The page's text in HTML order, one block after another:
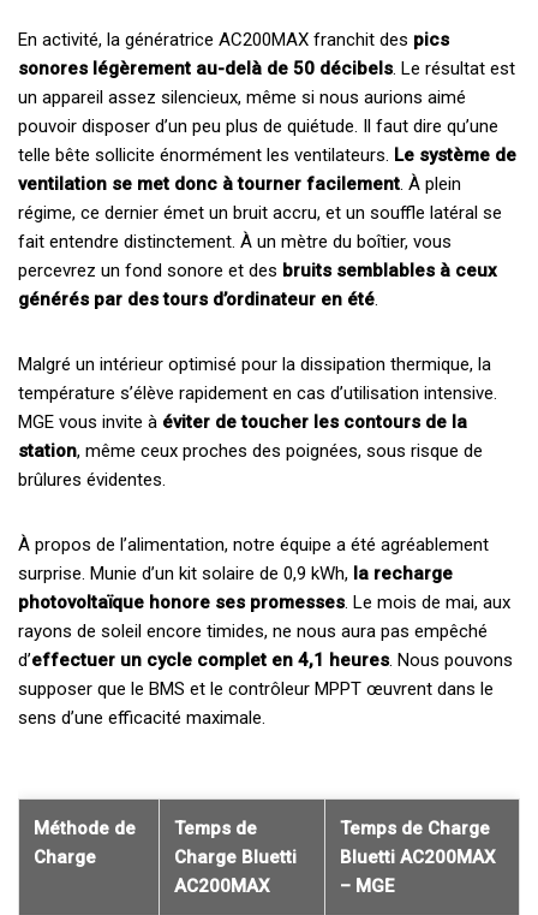
En activité, la génératrice AC200MAX franchit des pics
sonores légèrement au-delà de 50 décibels. Le résultat est
un appareil assez silencieux, même si nous aurions aimé
pouvoir disposer d’un peu plus de quiétude. Il faut dire qu’une
telle bête sollicite énormément les ventilateurs. Le système de
ventilation se met donc à tourner facilement. À plein
régime, ce dernier émet un bruit accru, et un souffle latéral se
fait entendre distinctement. À un mètre du boîtier, vous
percevrez un fond sonore et des bruits semblables à ceux
générés par des tours d’ordinateur en été.
Malgré un intérieur optimisé pour la dissipation thermique, la
température s’élève rapidement en cas d’utilisation intensive.
MGE vous invite à éviter de toucher les contours de la
station, même ceux proches des poignées, sous risque de
brûlures évidentes.
À propos de l’alimentation, notre équipe a été agréablement
surprise. Munie d’un kit solaire de 0,9 kWh, la recharge
photovoltaïque honore ses promesses. Le mois de mai, aux
rayons de soleil encore timides, ne nous aura pas empêché
d’effectuer un cycle complet en 4,1 heures. Nous pouvons
supposer que le BMS et le contrôleur MPPT œuvrent dans le
sens d’une efficacité maximale.
Méthode de
Charge
Temps de
Charge Bluetti
AC200MAX
Temps de Charge
Bluetti AC200MAX
– MGE